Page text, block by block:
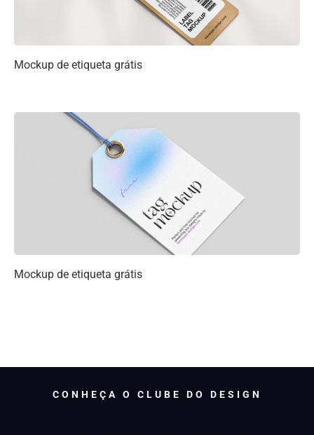
Mockup de etiqueta grátis
Mockup de etiqueta grátis
CONHEÇA O CLUBE DO DESIGN